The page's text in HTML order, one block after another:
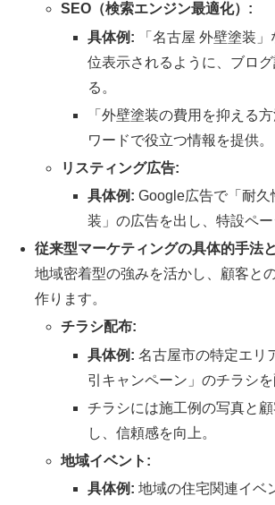
SEO（検索エンジン最適化）:
具体例: 「名古屋 外壁塗装
位表示されるように、ブロ
る。
「外壁塗装の費用を抑える
ワードで役立つ情報を提供。
リスティング広告:
具体例: Google広告で「耐久
装」の広告を出し、特設ペー
従来型マーケティングの具体的手法
地域密着型の強みを活かし、顧客と
作ります。
チラシ配布:
具体例: 名古屋市の特定エリ
引キャンペーン」のチラシを
チラシには施工例の写真と
し、信頼感を向上。
地域イベント:
具体例: 地域の住宅関連イベ